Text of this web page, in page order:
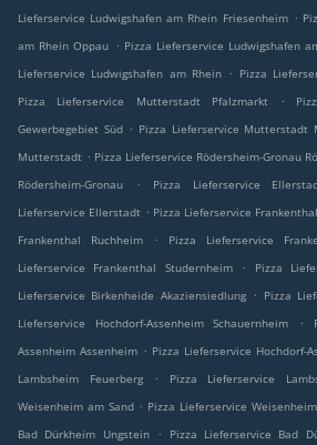
Lieferservice Ludwigshafen am Rhein Friesenheim .
am Rhein Oppau . Pizza Lieferservice Ludwigshafen
Lieferservice Ludwigshafen am Rhein . Pizza
Pizza Lieferservice Mutterstadt Pfalzmarkt
.
Gewerbegebiet Süd . Pizza Lieferservice Mutterstadt
Mutterstadt . Pizza Lieferservice Rödersheim-Gronau
Rödersheim-Gronau
. Pizza Lieferservice
Lieferservice Ellerstadt . Pizza Lieferservice
Frankenthal Ruchheim
. Pizza Lieferservice
Lieferservice Frankenthal Studernheim
. Pizza
Lieferservice Birkenheide Akaziensiedlung . Pizza
Lieferservice Hochdorf-Assenheim Schauernheim
.
Assenheim Assenheim . Pizza Lieferservice Hochdorf-
Lambsheim Feuerberg
. Pizza Lieferservice
Weisenheim am Sand . Pizza Lieferservice
Bad Dürkheim Ungstein
. Pizza Lieferservice Bad